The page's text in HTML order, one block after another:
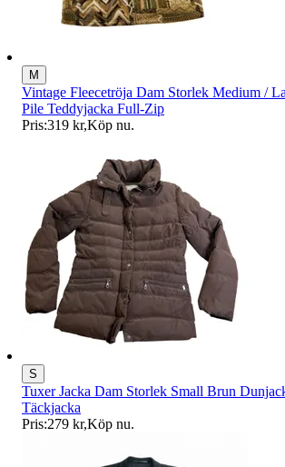
M
Vintage Fleecetröja Dam Storlek Medium /
Pile Teddyjacka Full-Zip
Pris:319 kr,Köp nu.
S
Tuxer Jacka Dam Storlek Small Brun
Täckjacka
Pris:279 kr,Köp nu.